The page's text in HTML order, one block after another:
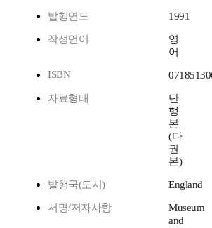
발행연도 1991
작성언어
영
어
ISBN
자료형태
단
행
본
(다
권
본)
발행국(도시) England
서명/저자사항
Museum
and